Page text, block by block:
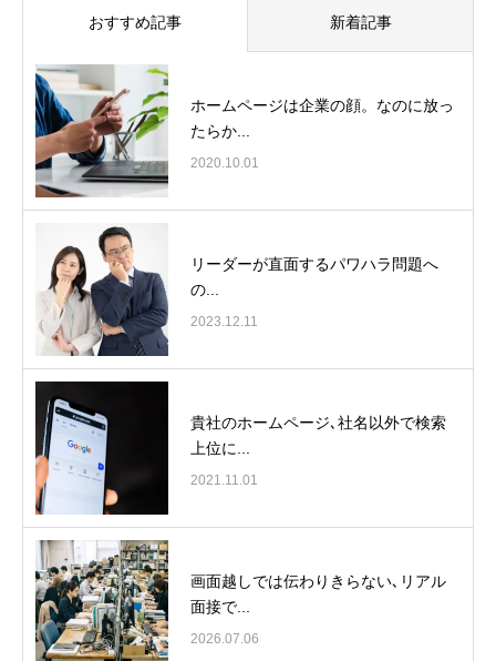
おすすめ記事 新着記事
ホームページは企業の顔。なのに放っ
たらか...
2020.10.01
リーダーが直面するパワハラ問題へ
の...
2023.12.11
貴社のホームページ､社名以外で検索
上位に...
2021.11.01
画面越しでは伝わりきらない､リアル
面接で...
2026.07.06